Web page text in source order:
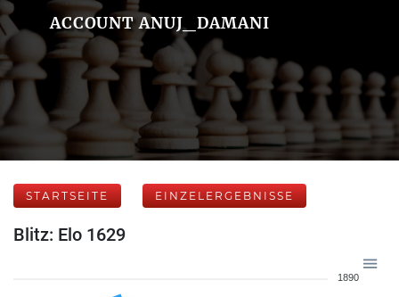
ACCOUNT ANUJ_DAMANI
STARTSEITE EINZELERGEBNISSE
Blitz: Elo 1629
1890